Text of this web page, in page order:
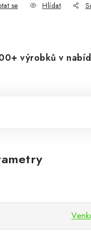
se Hlídat
výrobků v